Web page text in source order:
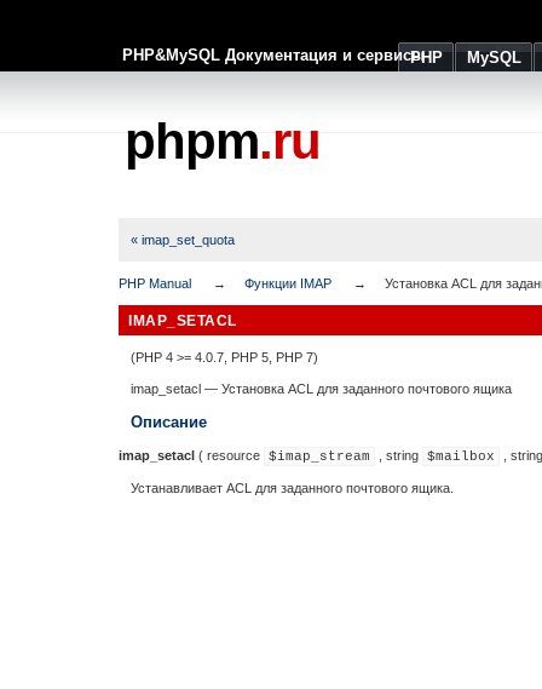
PHP&MySQL Документация и сервисыPHP MySQL
phpm.ru
« imap_set_quota
PHP Manual Функции IMAP Установка ACL для
IMAP_SETACL
(PHP 4 >= 4.0.7, PHP 5, PHP 7)
imap_setacl — Установка ACL для заданного почтового ящика
Описание
imap_setacl ( resource $imap_stream string $mailbox string
Устанавливает ACL для заданного почтового ящика.